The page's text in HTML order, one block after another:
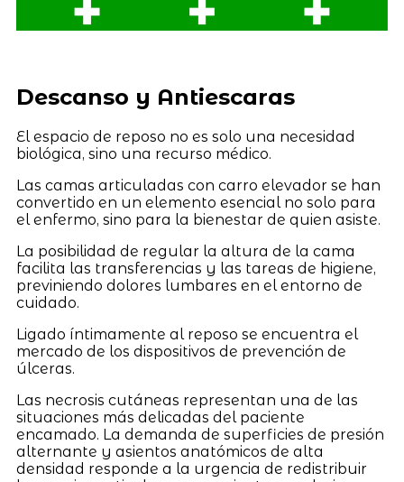
Descanso y Antiescaras
El espacio de reposo no es solo una necesidad
biológica, sino una recurso médico.
Las camas articuladas con carro elevador se han
convertido en un elemento esencial no solo para
el enfermo, sino para la bienestar de quien asiste.
La posibilidad de regular la altura de la cama
facilita las transferencias y las tareas de higiene,
previniendo dolores lumbares en el entorno de
cuidado.
Ligado íntimamente al reposo se encuentra el
mercado de los dispositivos de prevención de
úlceras.
Las necrosis cutáneas representan una de las
situaciones más delicadas del paciente
encamado. La demanda de superficies de presión
alternante y asientos anatómicos de alta
densidad responde a la urgencia de redistribuir